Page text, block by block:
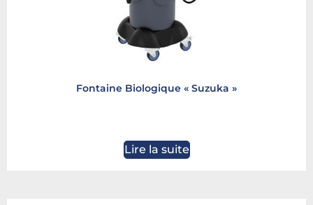
Fontaine Biologique « Suzuka »
Lire la suite